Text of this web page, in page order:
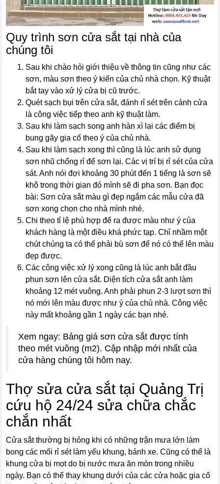
Quy trình sơn cửa sắt tại nhà của
chúng tôi
Sau khi chào hỏi giới thiệu về thông tin cũng như các
sơn, màu sơn theo ý kiến của chủ nhà chọn. Kỹ thuật
bắt tay vào xử lý cửa bị cũ trước.
Quét sạch bụi trên cửa sắt, đánh rỉ sét trên cánh cửa
là công việc tiếp theo anh kỹ thuật làm.
Sau khi làm sạch song anh hàn xì lại các điểm bị
bung gãy gia cố theo ý của chủ nhà.
Sau khi làm sạch xong thì cũng là lúc anh sử dụng
sơn nhũ chống rỉ để sơn lại. Các vị trí bị rỉ sét của cửa
sát. Anh nói đợi khoảng 30 phút đến 1 tiếng là sơn sẽ
khô trong thời gian đó mình sẽ đi pha sơn. Bạn đọc
bài: Sơn cửa sắt màu gì đẹp ngắm các mẫu cửa đã
sơn xong chọn cho nhà mình nhé.
Chi theo tỉ lệ phù hợp để ra được màu như ý của
khách hàng là một điều khá phức tạp. Chỉ nhầm một
chút chúng ta có thể phải bù sơn để nó có thể lên màu
đẹp được.
Các công việc xử lý xong cũng là lúc anh bắt đầu
phun sơn lên cửa sắt. Diện tích cửa sắt anh làm
khoảng 12 mét vuông. Anh phải phun 2-3 lượt sơn thì
nó mới lên màu được như ý của chủ nhà. Công việc
này mất khoảng gần 1 ngày các bạn nhé.
Xem ngay: Bảng giá sơn cửa sắt được tính
theo mét vuông (m2). Cập nhập mới nhất của
cửa hàng chúng tôi hôm nay.
Thợ sửa cửa sắt tại Quảng Trị
cứu hộ 24/24 sửa chữa chắc
chắn nhất
Cửa sắt thường bị hỏng khi có những trận mưa lớn làm
bong các mối rỉ sét làm yếu khung, bánh xe. Cũng có thể là
khung cửa bị mọt do bị nước mưa ăn mòn trong nhiều
ngày. Bạn có thể thay khung dưới của các cửa hoặc gia cố